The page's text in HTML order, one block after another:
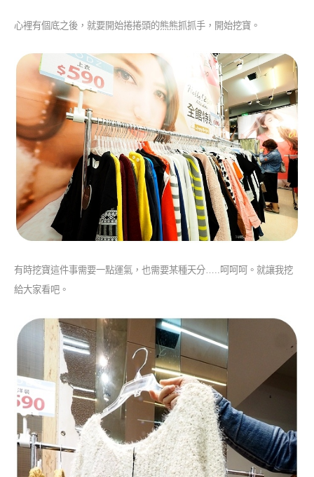
心裡有個底之後，就要開始捲捲頭的熊熊抓抓手，開始挖寶。
有時挖寶這件事需要一點運氣，也需要某種天分…..呵呵呵。就讓我挖
給大家看吧。